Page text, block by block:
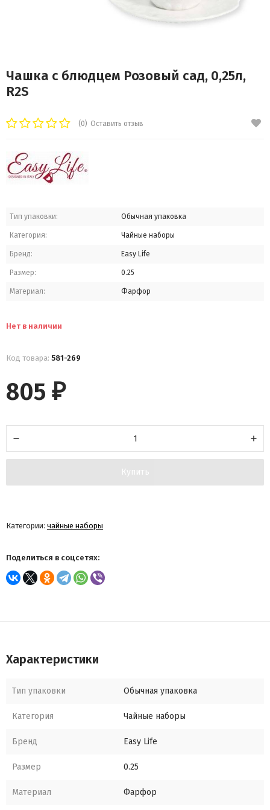
Чашка с блюдцем Розовый сад, 0,25л,
R2S
(0) Оставить отзыв
Тип упаковки: Обычная упаковка
Категория: Чайные наборы
Бренд: Easy Life
Размер: 0.25
Материал: Фарфор
Нет в наличии
Код товара: 581-269
805 ₽
Купить
Категории: чайные наборы
Поделиться в соцсетях:
Характеристики
Тип упаковки Обычная упаковка
Категория Чайные наборы
Бренд Easy Life
Размер 0.25
Материал Фарфор